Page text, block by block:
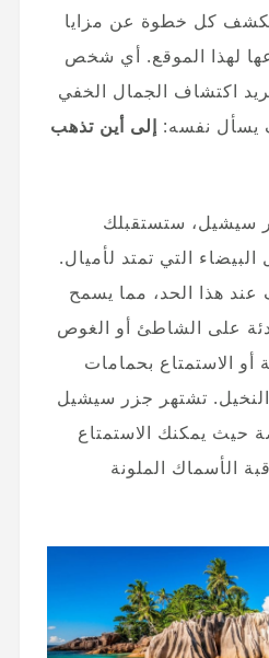
كل خطوة عن مزايا
لهذا الموقع. أي شخص
اكتشاف الجمال الخفي
يسأل نفسه: إلى أين تذهب
سيشيل، ستستقبلك
التي تمتد لأميال.
عند هذا الحد، مما يسمح
على الشاطئ أو الغوص
أو الاستمتاع بحمامات
تشتهر جزر سيشيل
حيث يمكنك الاستمتاع
الأسماك الملونة